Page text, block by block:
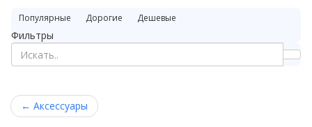
Популярные Дорогие Дешевые
Фильтры
← Аксессуары